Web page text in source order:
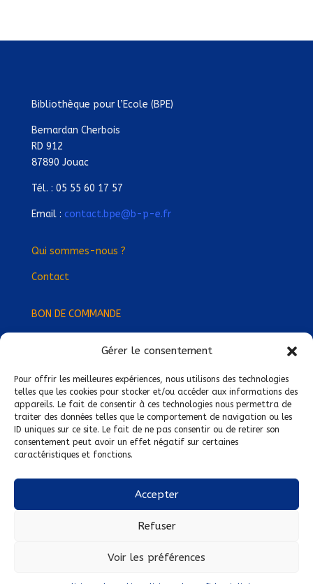
Gérer le consentement
Pour offrir les meilleures expériences, nous utilisons des technologies
telles que les cookies pour stocker et/ou accéder aux informations des
appareils. Le fait de consentir à ces technologies nous permettra de
traiter des données telles que le comportement de navigation ou les
ID uniques sur ce site. Le fait de ne pas consentir ou de retirer son
consentement peut avoir un effet négatif sur certaines
caractéristiques et fonctions.
Accepter
Refuser
Voir les préférences
Bibliothèque pour l’Ecole (BPE)
Bernardan Cherbois
RD 912
87890 Jouac
Tél. : 05 55 60 17 57
Email : contact.bpe@b-p-e.fr
Qui sommes-nous ?
Contact
BON DE COMMANDE
Devenez Délégué·e Régional·e !
Trouvez-nous près de chez vous !
Mentions légales
Conditions générales de vente
Politique de confidentialité